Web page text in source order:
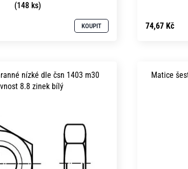
(148 ks)
KOUPIT 74,67 Kč
nízké dle čsn 1403 m30
pevnost 8.8 zinek bílý
Matice